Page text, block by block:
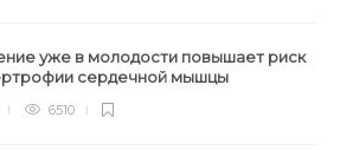
уже в молодости повышает риск
сердечной мышцы
6510